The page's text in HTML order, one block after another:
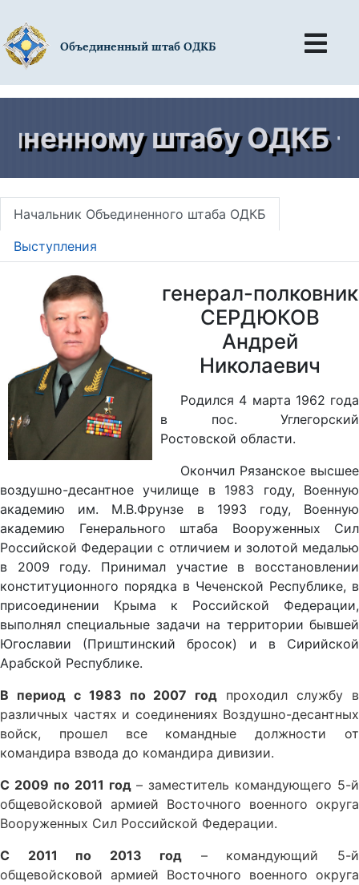
Объединенный штаб ОДКБ
штабу ОДКБ -
Начальник Объединенного штаба ОДКБ
Выступления
генерал-полковник
СЕРДЮКОВ
Андрей
Николаевич
Родился 4 марта 1962 года
в пос. Углегорский
Ростовской области.
Окончил Рязанское высшее
воздушно-десантное училище в 1983 году, Военную
академию им. М.В.Фрунзе в 1993 году, Военную
академию Генерального штаба Вооруженных Сил
Российской Федерации с отличием и золотой медалью
в 2009 году. Принимал участие в восстановлении
конституционного порядка в Чеченской Республике, в
присоединении Крыма к Российской Федерации,
выполнял специальные задачи на территории бывшей
Югославии (Приштинский бросок) и в Сирийской
Арабской Республике.
В период с 1983 по 2007 год проходил службу в
различных частях и соединениях Воздушно-десантных
войск, прошел все командные должности от
командира взвода до командира дивизии.
С 2009 по 2011 год– заместитель командующего 5-й
общевойсковой армией Восточного военного округа
Вооруженных Сил Российской Федерации.
С 2011 по 2013 год – командующий 5-й
общевойсковой армией Восточного военного округа